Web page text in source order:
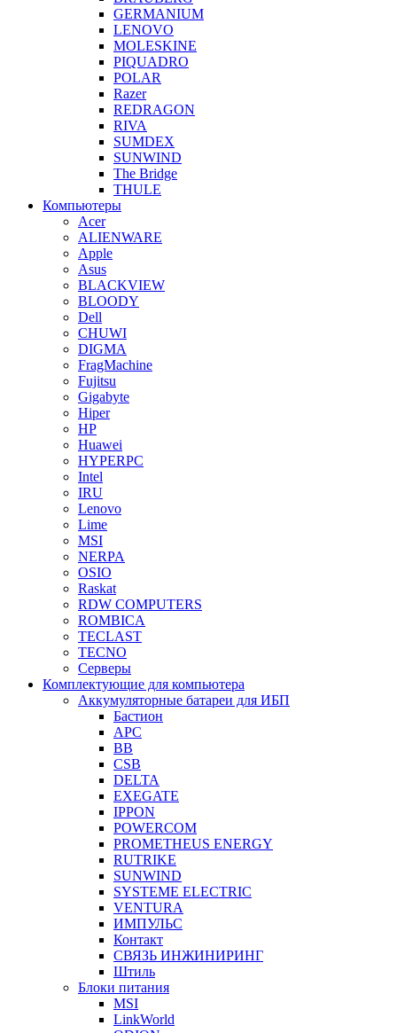
GERMANIUM
LENOVO
MOLESKINE
PIQUADRO
POLAR
Razer
REDRAGON
RIVA
SUMDEX
SUNWIND
The Bridge
THULE
Компьютеры
Acer
ALIENWARE
Apple
Asus
BLACKVIEW
BLOODY
Dell
CHUWI
DIGMA
FragMachine
Fujitsu
Gigabyte
Hiper
HP
Huawei
HYPERPC
Intel
IRU
Lenovo
Lime
MSI
NERPA
OSIO
Raskat
RDW COMPUTERS
ROMBICA
TECLAST
TECNO
Серверы
Комплектующие для компьютера
Аккумуляторные батареи для ИБП
Бастион
APC
BB
CSB
DELTA
EXEGATE
IPPON
POWERCOM
PROMETHEUS ENERGY
RUTRIKE
SUNWIND
SYSTEME ELECTRIC
VENTURA
ИМПУЛЬС
Контакт
СВЯЗЬ ИНЖИНИРИНГ
Штиль
Блоки питания
MSI
LinkWorld